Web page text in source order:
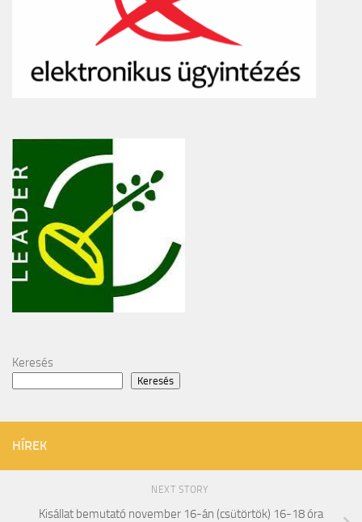
Keresés
Keresés
HÍREK
NEXT STORY
Kisállat bemutató november 16-án (csütörtök) 16-18 óra